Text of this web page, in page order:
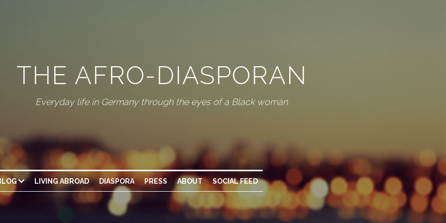
THE AFRO-DIASPORAN
Everyday life in Germany through the eyes of a Black woman
LIVING ABROAD DIASPORA PRESS ABOUT SOCIAL FEED